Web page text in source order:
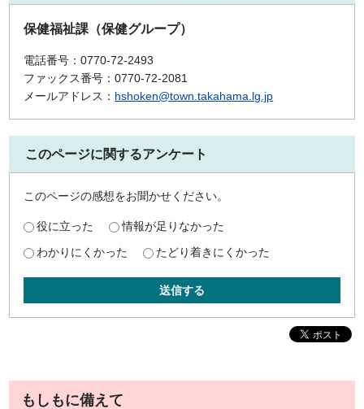
保健福祉課（保健グループ）
電話番号：0770-72-2493
ファックス番号：0770-72-2081
メールアドレス： hshoken@town.takahama.lg.jp
このページに関するアンケート
このページの感想をお聞かせください。
役に立った
情報が足りなかった
わかりにくかった
たどり着きにくかった
送信する
もしもに備えて